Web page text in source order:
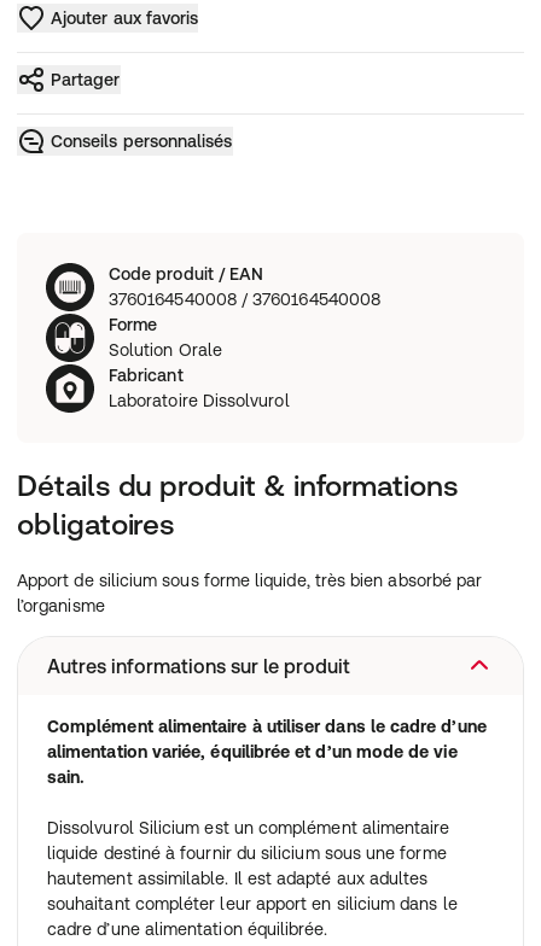
Ajouter aux favoris
Partager
Conseils personnalisés
Code produit / EAN
3760164540008 / 3760164540008
Forme
Solution Orale
Fabricant
Laboratoire Dissolvurol
Détails du produit & informations
obligatoires
Apport de silicium sous forme liquide, très bien absorbé par
l’organisme
Autres informations sur le produit
Complément alimentaire à utiliser dans le cadre d’une
alimentation variée, équilibrée et d’un mode de vie
sain.
Dissolvurol Silicium est un complément alimentaire
liquide destiné à fournir du silicium sous une forme
hautement assimilable. Il est adapté aux adultes
souhaitant compléter leur apport en silicium dans le
cadre d’une alimentation équilibrée.